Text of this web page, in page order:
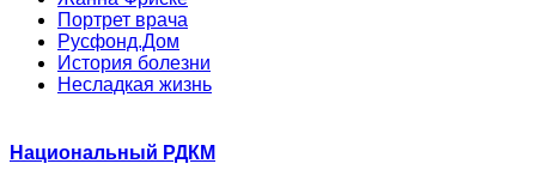
Портрет врача
Русфонд.Дом
История болезни
Несладкая жизнь
Национальный РДКМ